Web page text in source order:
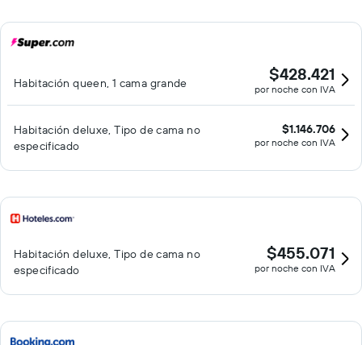
Habitación queen, 1 cama grande $428.421
por noche con IVA
Habitación deluxe, Tipo de cama no
especificado
$1.146.706
por noche con IVA
Habitación deluxe, Tipo de cama no
especificado
$455.071
por noche con IVA